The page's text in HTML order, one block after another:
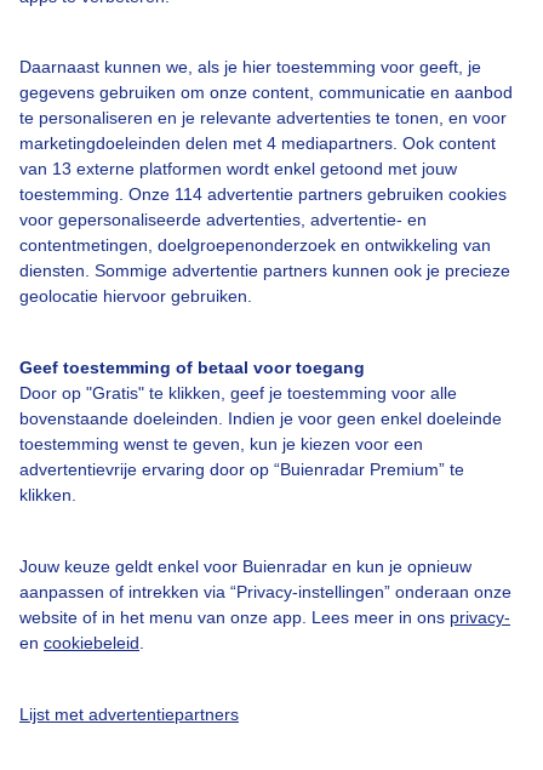
Daarnaast kunnen we, als je hier toestemming voor geeft, je
gegevens gebruiken om onze content, communicatie en aanbod
te personaliseren en je relevante advertenties te tonen, en voor
marketingdoeleinden delen met 4 mediapartners. Ook content
van 13 externe platformen wordt enkel getoond met jouw
toestemming. Onze 114 advertentie partners gebruiken cookies
voor gepersonaliseerde advertenties, advertentie- en
contentmetingen, doelgroepenonderzoek en ontwikkeling van
diensten. Sommige advertentie partners kunnen ook je precieze
geolocatie hiervoor gebruiken.
Geef toestemming of betaal voor toegang
Door op "Gratis" te klikken, geef je toestemming voor alle
bovenstaande doeleinden. Indien je voor geen enkel doeleinde
toestemming wenst te geven, kun je kiezen voor een
advertentievrije ervaring door op “Buienradar Premium” te
klikken.
Jouw keuze geldt enkel voor Buienradar en kun je opnieuw
aanpassen of intrekken via “Privacy-instellingen” onderaan onze
website of in het menu van onze app. Lees meer in ons privacy-
en cookiebeleid
Lijst met advertentiepartners
Een moment geduld aub...
Bedrijfsgegevens
Veelgestelde vragen
Contact
Gebruikersvoorwaarden
Adverteren
Buienradar Team
Cookie beleid